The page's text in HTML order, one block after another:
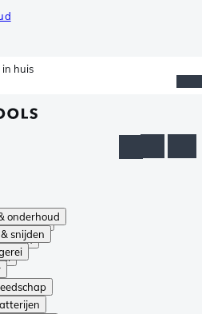
huis
onderhoud
snijden